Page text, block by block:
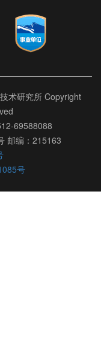
术研究所 Copyright
69588088
邮编：215163
号